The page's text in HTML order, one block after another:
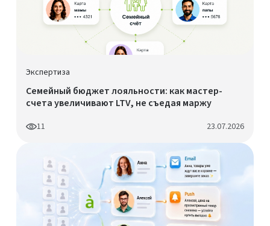
Экспертиза
Семейный бюджет лояльности: как мастер-
счета увеличивают LTV, не съедая маржу
11 23.07.2026